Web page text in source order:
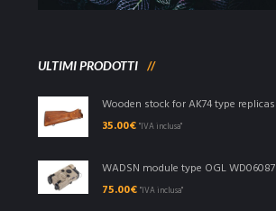
ULTIMI PRODOTTI
Wooden stock for AK74 type replicas
35.00€ "IVA inclusa"
WADSN module type OGL WD06087
75.00€ "IVA inclusa"